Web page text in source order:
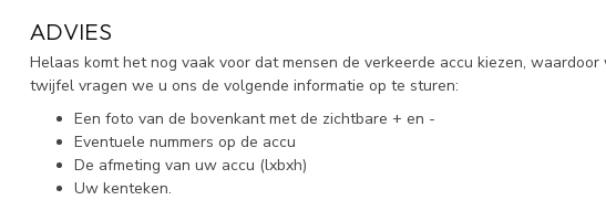
ADVIES
Helaas komt het nog vaak voor dat mensen de verkeerde accu kiezen,
twijfel vragen we u ons de volgende informatie op te sturen:
Een foto van de bovenkant met de zichtbare + en -
Eventuele nummers op de accu
De afmeting van uw accu (lxbxh)
Uw kenteken.